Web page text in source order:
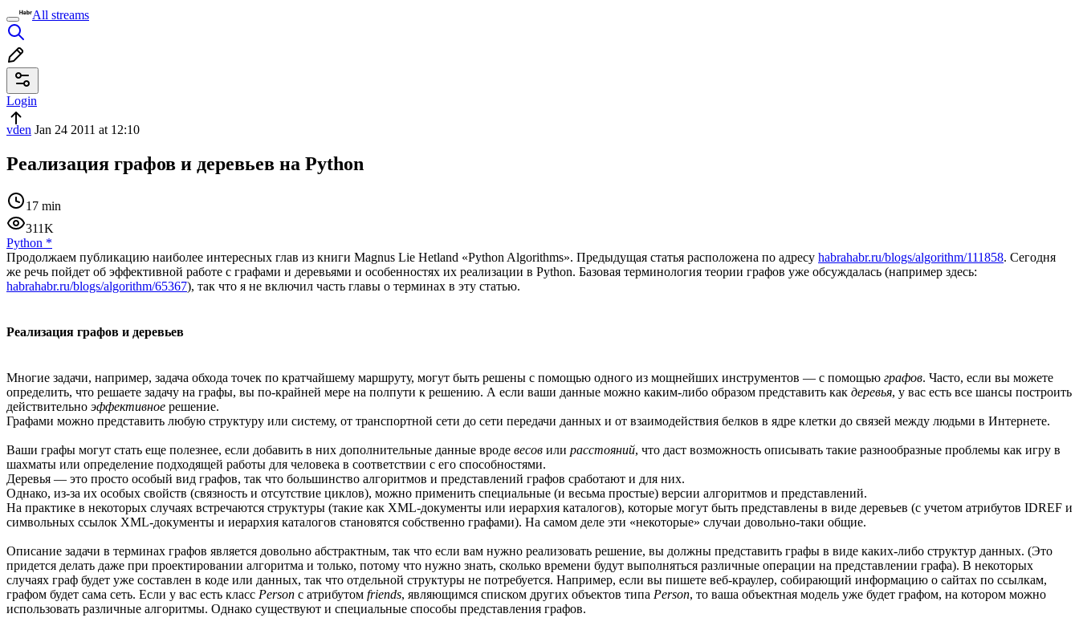
All streams
Login
vden Jan 24 2011 at 12:10
Реализация графов и деревьев на Python
17 min
311K
Python *
Продолжаем публикацию наиболее интересных глав из книги Magnus Lie Hetland «Python Algorithms». Предыдущая статья расположена по адресу habrahabr.ru/blogs/algorithm/111858. Сегодня
же речь пойдет об эффективной работе с графами и деревьями и особенностях их реализации в Python. Базовая терминология теории графов уже обсуждалась (например здесь:
habrahabr.ru/blogs/algorithm/65367), так что я не включил часть главы о терминах в эту статью.
Реализация графов и деревьев
Многие задачи, например, задача обхода точек по кратчайшему маршруту, могут быть решены с помощью одного из мощнейших инструментов — с помощью графов. Часто, если вы можете
определить, что решаете задачу на графы, вы по-крайней мере на полпути к решению. А если ваши данные можно каким-либо образом представить как деревья, у вас есть все шансы построить
действительно эффективное решение.
Графами можно представить любую структуру или систему, от транспортной сети до сети передачи данных и от взаимодействия белков в ядре клетки до связей между людьми в Интернете.
Ваши графы могут стать еще полезнее, если добавить в них дополнительные данные вроде весов или расстояний, что даст возможность описывать такие разнообразные проблемы как игру в
шахматы или определение подходящей работы для человека в соответствии с его способностями.
Деревья — это просто особый вид графов, так что большинство алгоритмов и представлений графов сработают и для них.
Однако, из-за их особых свойств (связность и отсутствие циклов), можно применить специальные (и весьма простые) версии алгоритмов и представлений.
На практике в некоторых случаях встречаются структуры (такие как XML-документы или иерархия каталогов), которые могут быть представлены в виде деревьев (с учетом атрибутов IDREF и
символьных ссылок XML-документы и иерархия каталогов становятся собственно графами). На самом деле эти «некоторые» случаи довольно-таки общие.
Описание задачи в терминах графов является довольно абстрактным, так что если вам нужно реализовать решение, вы должны представить графы в виде каких-либо структур данных. (Это
придется делать даже при проектировании алгоритма и только, потому что нужно знать, сколько времени будут выполняться различные операции на представлении графа). В некоторых
случаях граф будет уже составлен в коде или данных, так что отдельной структуры не потребуется. Например, если вы пишете веб-краулер, собирающий информацию о сайтах по ссылкам,
графом будет сама сеть. Если у вас есть класс Person с атрибутом friends, являющимся списком других объектов типа Person, то ваша объектная модель уже будет графом, на котором можно
использовать различные алгоритмы. Однако существуют и специальные способы представления графов.